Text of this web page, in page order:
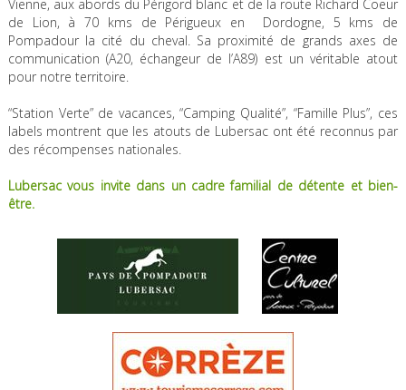
Vienne, aux abords du Périgord blanc et de la route Richard Coeur
de Lion, à 70 kms de Périgueux en Dordogne, 5 kms de
Pompadour la cité du cheval. Sa proximité de grands axes de
communication (A20, échangeur de l’A89) est un véritable atout
pour notre territoire.
“Station Verte” de vacances, “Camping Qualité”, “Famille Plus”, ces
labels montrent que les atouts de Lubersac ont été reconnus par
des récompenses nationales.
Lubersac vous invite dans un cadre familial de détente et bien-
être.